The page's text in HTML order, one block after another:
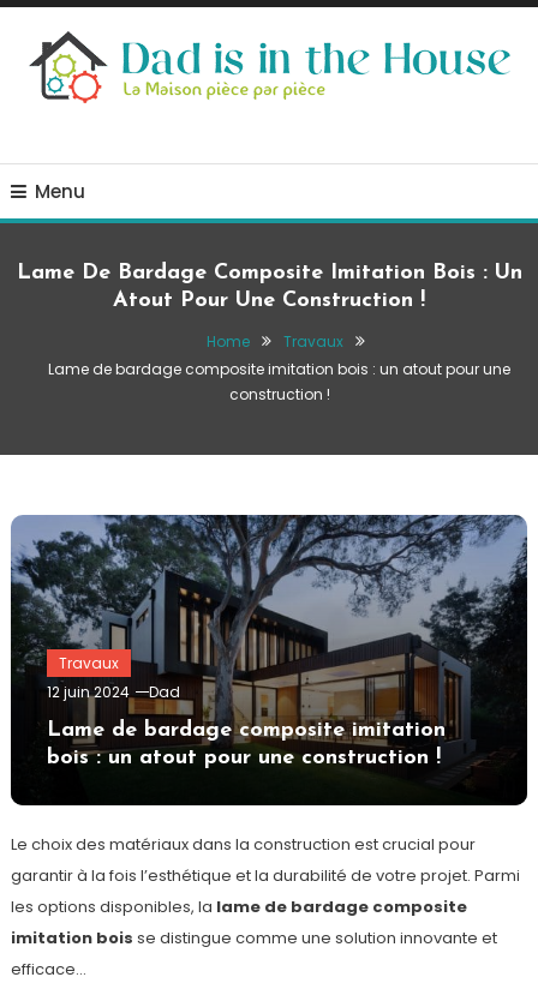
Skip
Content
Menu
Lame De Bardage Composite Imitation Bois : Un
Atout Pour Une Construction !
Home
Travaux
Lame de bardage composite imitation bois : un atout pour une
construction !
Travaux
12 juin 2024
Dad
Lame de bardage composite imitation
bois : un atout pour une construction !
Le choix des matériaux dans la construction est crucial pour
garantir à la fois l’esthétique et la durabilité de votre projet. Parmi
les options disponibles, la lame de bardage composite
imitation bois se distingue comme une solution innovante et
efficace…